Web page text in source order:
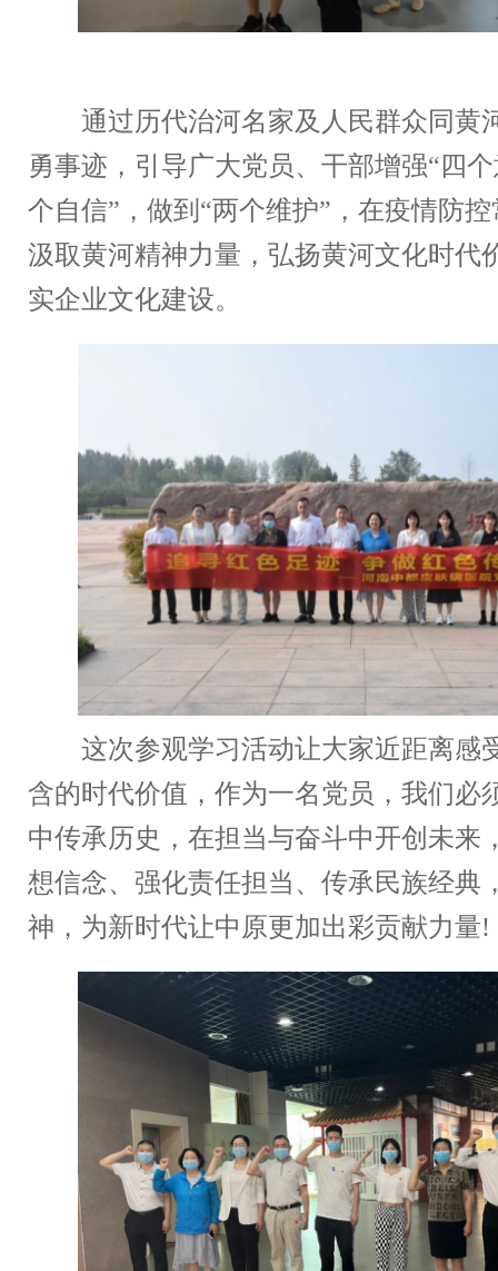
通过历代治河名家及人民群众同黄
勇事迹，引导广大党员、干部增强“四
个自信”，做到“两个维护”，在疫情防
汲取黄河精神力量，弘扬黄河文化时代
实企业文化建设。
这次参观学习活动让大家近距离感
含的时代价值，作为一名党员，我们必
中传承历史，在担当与奋斗中开创未来
想信念、强化责任担当、传承民族经典
神，为新时代让中原更加出彩贡献力量!